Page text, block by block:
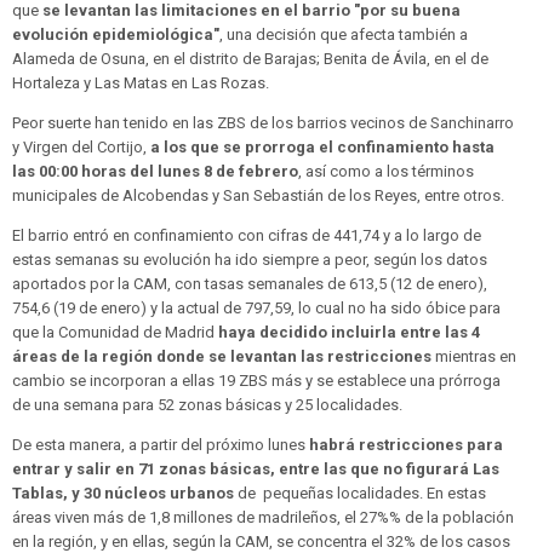
que se levantan las limitaciones en el barrio "por su buena
evolución epidemiológica", una decisión que afecta también a
Alameda de Osuna, en el distrito de Barajas; Benita de Ávila, en el de
Hortaleza y Las Matas en Las Rozas.
Peor suerte han tenido en las ZBS de los barrios vecinos de Sanchinarro
y Virgen del Cortijo, a los que se prorroga el confinamiento hasta
las 00:00 horas del lunes 8 de febrero, así como a los términos
municipales de Alcobendas y San Sebastián de los Reyes, entre otros.
El barrio entró en confinamiento con cifras de 441,74 y a lo largo de
estas semanas su evolución ha ido siempre a peor, según los datos
aportados por la CAM, con tasas semanales de 613,5 (12 de enero),
754,6 (19 de enero) y la actual de 797,59, lo cual no ha sido óbice para
que la Comunidad de Madrid haya decidido incluirla entre las 4
áreas de la región donde se levantan las restricciones mientras en
cambio se incorporan a ellas 19 ZBS más y se establece una prórroga
de una semana para 52 zonas básicas y 25 localidades.
De esta manera, a partir del próximo lunes habrá restricciones para
entrar y salir en 71 zonas básicas, entre las que no figurará Las
Tablas, y 30 núcleos urbanos de pequeñas localidades. En estas
áreas viven más de 1,8 millones de madrileños, el 27%% de la población
en la región, y en ellas, según la CAM, se concentra el 32% de los casos